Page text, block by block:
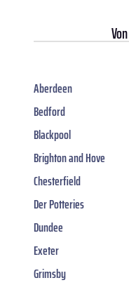
Von
Aberdeen
Bedford
Blackpool
Brighton and Hove
Chesterfield
Der Potteries
Dundee
Exeter
Grimsby